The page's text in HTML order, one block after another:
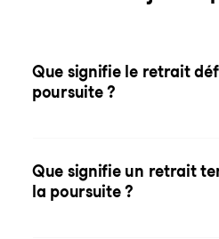
Que signifie le retrait
poursuite ?
Que signifie un retrait
la poursuite ?